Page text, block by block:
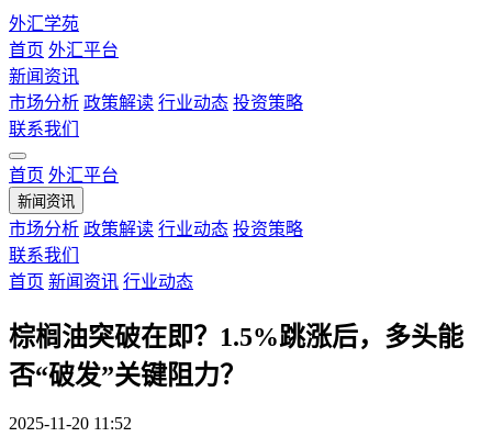
外汇学苑
首页 外汇平台
新闻资讯
市场分析 政策解读 行业动态 投资策略
联系我们
首页 外汇平台
新闻资讯
市场分析 政策解读 行业动态 投资策略
联系我们
首页 新闻资讯 行业动态
棕榈油突破在即？1.5%跳涨后，多头能
否“破发”关键阻力？
2025-11-20 11:52